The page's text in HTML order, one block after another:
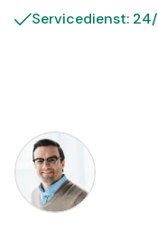
Servicedienst: